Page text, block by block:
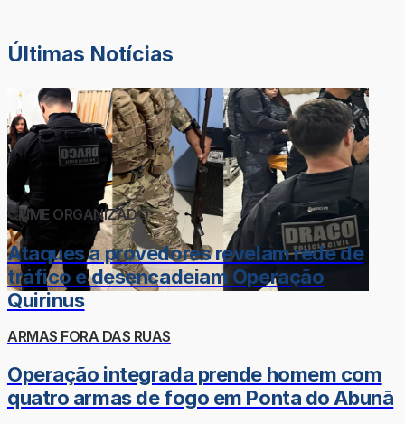
Últimas Notícias
CRIME ORGANIZADO
Ataques a provedores revelam rede de
tráfico e desencadeiam Operação
Quirinus
ARMAS FORA DAS RUAS
Operação integrada prende homem com
quatro armas de fogo em Ponta do Abunã